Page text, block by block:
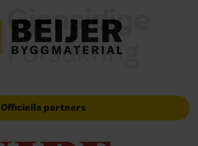
Officiella partners